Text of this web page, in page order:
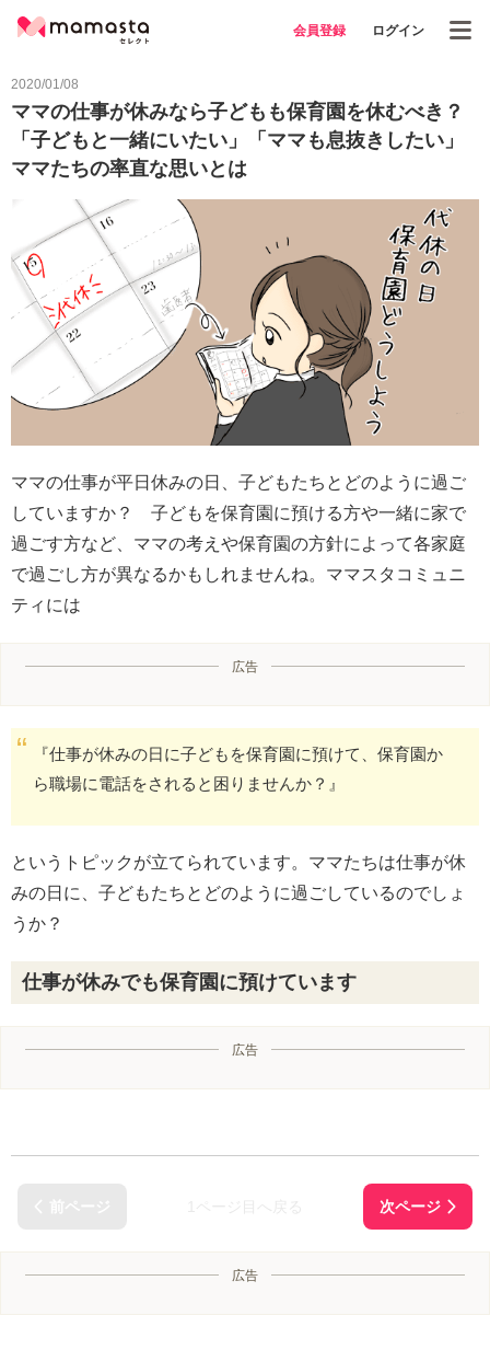
会員登録 ログイン
2020/01/08
ママの仕事が休みなら子どもも保育園を休むべき？
「子どもと一緒にいたい」「ママも息抜きしたい」
ママたちの率直な思いとは
ママの仕事が平日休みの日、子どもたちとどのように過ご
していますか？ 子どもを保育園に預ける方や一緒に家で
過ごす方など、ママの考えや保育園の方針によって各家庭
で過ごし方が異なるかもしれませんね。ママスタコミュニ
ティには
広告
『仕事が休みの日に子どもを保育園に預けて、保育園か
ら職場に電話をされると困りませんか？』
というトピックが立てられています。ママたちは仕事が休
みの日に、子どもたちとどのように過ごしているのでしょ
うか？
仕事が休みでも保育園に預けています
広告
広告